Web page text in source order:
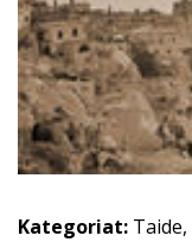
Kategoriat: Taide,